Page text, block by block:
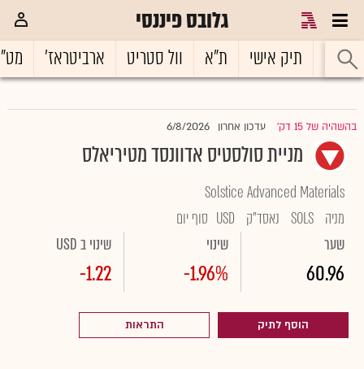
גלובס פיננסי
ראשי תיק אישי ת"א וול סטריט ארביטראז'
בהשהיה של 15 דק' עדכון אחרון 6/8/2026
מניית סולסטיס אדוונסד מטיריאלס
Solstice Advanced Materials
מניה SOLS נאסד"ק USD סוף יום
שער
60.96
שינוי
-1.96%
שינוי ב USD
-1.22
הוסף לתיק התראות